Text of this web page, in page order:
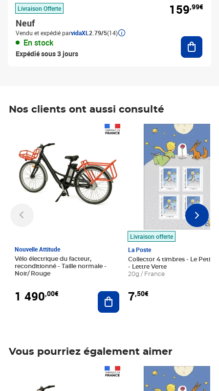
Livraison Offerte
Neuf
Vendu et expédié parvidaXL 2.79/5(14)
En stock
Expédié sous 3 jours
159,99€
Nos clients ont aussi consulté
Nouvelle Attitude
Vélo électrique du facteur,
reconditionné - Taille normale -
Noir/ Rouge
1 490,00€ Ajouter au panier
Livraison offerte
La Poste
Collector 4 timbres - Le Petit
- Lettre Verte
20g / France
7,50€
Prix 7,50€
Vous pourriez également aimer
Prix 7,50€